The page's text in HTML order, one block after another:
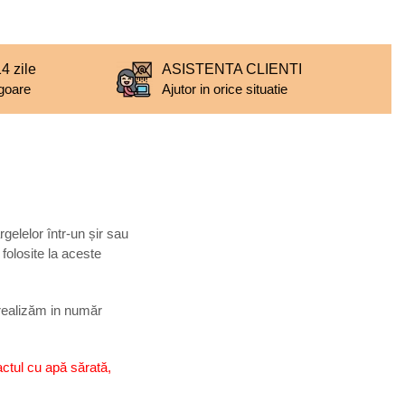
zile
ASISTENTA CLIENTI
Ajutor in orice situatie
într-un șir sau
la aceste
in număr
cu apă sărată,